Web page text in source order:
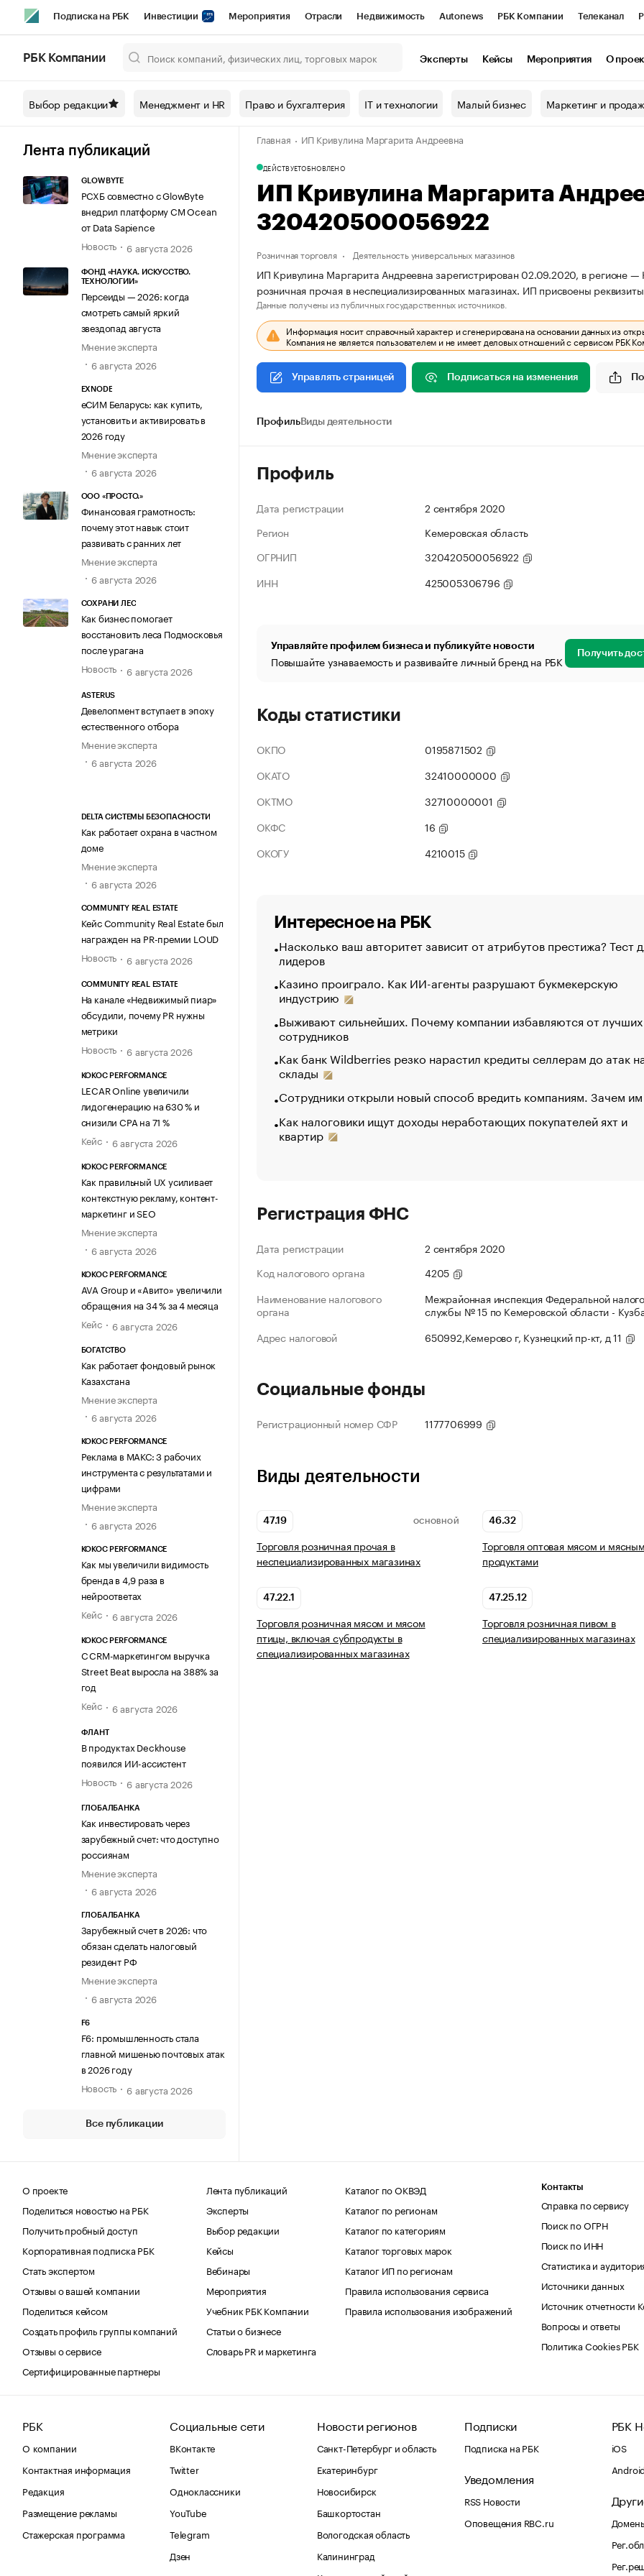
Подписка на РБК Инвестиции Мероприятия Отрасли Недвижимость Autonews РБК Компании Телеканал
Спецпроекты СПб Конференции СПб Спецпроекты Проверка контрагентов
Технологии и медиа Рынок наличной валюты
РБК Компании Эксперты Кейсы Мероприятия О
Выбор редакции Менеджмент и HR Право и бухгалтерия IT и технологии Малый бизнес Маркетинг и
Лента публикаций
GLOWBYTE
РСХБ совместно с GlowByte
внедрил платформу CM Ocean
от Data Sapience
Новость
6 августа 2026
ФОНД «НАУКА. ИСКУССТВО.
ТЕХНОЛОГИИ»
Персеиды — 2026: когда
смотреть самый яркий
звездопад августа
Мнение эксперта
6 августа 2026
EXNODE
еСИМ Беларусь: как купить,
установить и активировать в
2026 году
Мнение эксперта
6 августа 2026
ООО «ПРОСТО.»
Финансовая грамотность:
почему этот навык стоит
развивать с ранних лет
Мнение эксперта
6 августа 2026
СОХРАНИ ЛЕС
Как бизнес помогает
восстановить леса Подмосковья
после урагана
Новость
6 августа 2026
ASTERUS
Девелопмент вступает в эпоху
естественного отбора
Мнение эксперта
6 августа 2026
DELTA СИСТЕМЫ БЕЗОПАСНОСТИ
Как работает охрана в частном
доме
Мнение эксперта
6 августа 2026
COMMUNITY REAL ESTATE
Кейс Community Real Estate был
награжден на PR-премии LOUD
Новость
6 августа 2026
COMMUNITY REAL ESTATE
На канале «Недвижимый пиар»
обсудили, почему PR нужны
метрики
Новость
6 августа 2026
KOKOC PERFORMANCE
LECAR Online увеличили
лидогенерацию на 630 % и
снизили CPA на 71 %
Кейс
6 августа 2026
KOKOC PERFORMANCE
Как правильный UX усиливает
контекстную рекламу, контент-
маркетинг и SEO
Мнение эксперта
6 августа 2026
KOKOC PERFORMANCE
AVA Group и «Авито» увеличили
обращения на 34 % за 4 месяца
Кейс
6 августа 2026
БОГАТСТВО
Как работает фондовый рынок
Казахстана
Мнение эксперта
6 августа 2026
KOKOC PERFORMANCE
Реклама в МАКС: 3 рабочих
инструмента с результатами и
цифрами
Мнение эксперта
6 августа 2026
KOKOC PERFORMANCE
Как мы увеличили видимость
бренда в 4,9 раза в
нейроответах
Кейс
6 августа 2026
KOKOC PERFORMANCE
С CRM-маркетингом выручка
Street Beat выросла на 388% за
год
Кейс
6 августа 2026
ФЛАНТ
В продуктах Deckhouse
появился ИИ-ассистент
Новость
6 августа 2026
ГЛОБАЛБАНКА
Как инвестировать через
зарубежный счет: что доступно
россиянам
Мнение эксперта
6 августа 2026
ГЛОБАЛБАНКА
Зарубежный счет в 2026: что
обязан сделать налоговый
резидент РФ
Мнение эксперта
6 августа 2026
F6
F6: промышленность стала
главной мишенью почтовых атак
в 2026 году
Новость
6 августа 2026
Все публикации
Главная ИП Кривулина Маргарита Андреевна
ДЕЙСТВУЕТОБНОВЛЕНО
ИП Кривулина Маргарита
320420500056922
Розничная торговля Деятельность универсальных магазинов
ИП Кривулина Маргарита Андреевна зарегистрирован 02.09.2020, в регионе —
розничная прочая в неспециализированных магазинах. ИП присвоены
Данные получены из публичных государственных источников.
Информация носит справочный характер и сгенерирована на основании данных из
Компания не является пользователем и не имеет деловых отношений с сервисом РБК
Управлять страницей Подписаться на изменения
ПрофильВиды деятельности
Профиль
Дата регистрации
2 сентября 2020
Регион
Кемеровская область
ОГРНИП
320420500056922
ИНН
425005306796
Управляйте профилем бизнеса и публикуйте новости
Повышайте узнаваемость и развивайте личный бренд на РБК Получить
Коды статистики
ОКПО
0195871502
ОКАТО
32410000000
ОКТМО
32710000001
ОКФС
16
ОКОГУ
4210015
Интересное на РБК
Насколько ваш авторитет зависит от атрибутов престижа? Тест
лидеров
Казино проиграло. Как ИИ-агенты разрушают букмекерскую
индустрию
Выживают сильнейших. Почему компании избавляются от лучших
сотрудников
Как банк Wildberries резко нарастил кредиты селлерам до атак
склады
Сотрудники открыли новый способ вредить компаниям. Зачем
Как налоговики ищут доходы неработающих покупателей яхт и
квартир
Регистрация ФНС
Дата регистрации
2 сентября 2020
Код налогового органа
4205
Наименование налогового
органа
Межрайонная инспекция Федеральной
службы № 15 по Кемеровской области -
Адрес налоговой
650992,Кемерово г, Кузнецкий пр-кт, д 11
Социальные фонды
Регистрационный номер СФР 1177706999
Виды деятельности
47.19 ОСНОВНОЙ
Торговля розничная прочая в
неспециализированных магазинах
46.32
Торговля оптовая мясом и
продуктами
47.22.1
Торговля розничная мясом и мясом
птицы, включая субпродукты в
специализированных магазинах
47.25.12
Торговля розничная пивом в
специализированных магазинах
О проекте
Поделиться новостью на РБК
Получить пробный доступ
Корпоративная подписка РБК
Стать экспертом
Отзывы о вашей компании
Поделиться кейсом
Создать профиль группы компаний
Отзывы о сервисе
Сертифицированные партнеры
Лента публикаций
Эксперты
Выбор редакции
Кейсы
Вебинары
Мероприятия
Учебник РБК Компании
Статьи о бизнесе
Словарь PR и маркетинга
Каталог по ОКВЭД
Каталог по регионам
Каталог по категориям
Каталог торговых марок
Каталог ИП по регионам
Правила использования сервиса
Правила использования изображений
Контакты
Справка по сервису
Поиск по ОГРН
Поиск по ИНН
Статистика и
Источники данных
Источник отчетности
Вопросы и ответы
Политика Cookies РБК
РБК
О компании
Контактная информация
Редакция
Размещение рекламы
Стажерская программа
Социальные сети
ВКонтакте
Twitter
Одноклассники
YouTube
Telegram
Дзен
Новости регионов
Санкт-Петербург и область
Екатеринбург
Новосибирск
Башкортостан
Вологодская область
Калининград
Подписки
Подписка на РБК
Уведомления
RSS Новости
Оповещения RBC.ru
РБК
iOS